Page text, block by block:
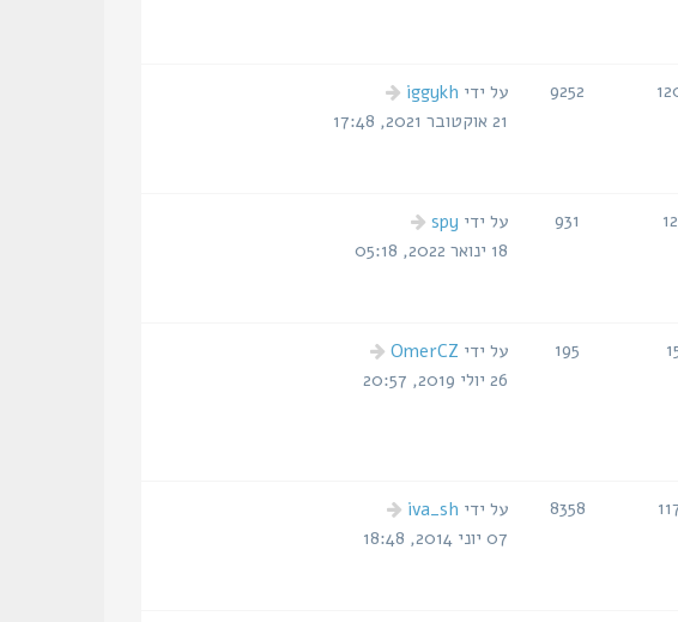
9252
הודעה
אחרונה
על ידי iggykh
21 אוקטובר 2021, 17:48
931
הודעה
אחרונה
על ידי spy
18 ינואר 2022, 05:18
195
הודעה
אחרונה
על ידי OmerCZ
26 יולי 2019, 20:57
8358
הודעה
אחרונה
על ידי iva_sh
07 יוני 2014, 18:48